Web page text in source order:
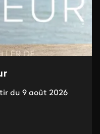
du 9 août 2026